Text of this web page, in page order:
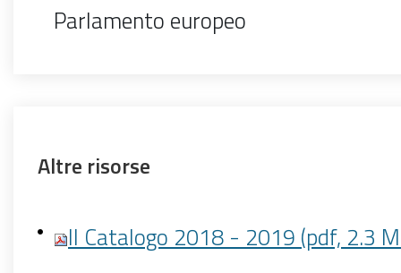
Parlamento europeo
Altre risorse
Il Catalogo 2018 - 2019 (pdf, 2.3